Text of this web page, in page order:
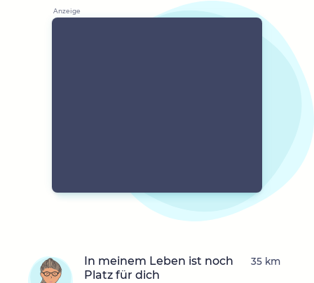
In meinem Leben ist noch
Platz für dich
35 km